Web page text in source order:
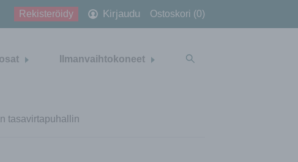
Ilmanvaihtokoneet
Rekisteröidy Kirjaudu Ostoskori (0)
tasavirtapuhallin